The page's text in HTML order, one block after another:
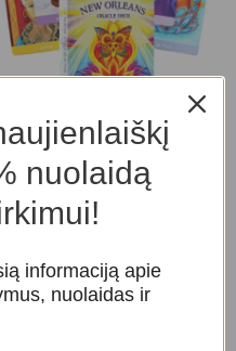
-20%
The New Orleans Oracle
kortos
Taro ir orakulo kortos
35,00€ 28,00€
nuolaidą
informaciją apie
nuolaidas ir